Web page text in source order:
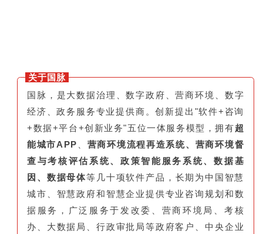
关于国脉
国脉，是大数据治理、数字政府、营商环境、数字
经济、政务服务专业提供商。创新提出"软件+咨询
+数据+平台+创新业务"五位一体服务模型，拥有超
能城市APP
营商环境流程再造系统、营商环境督
查与考核评估系统、政策智能服务系统、数据基
因、数据母体等几十项软件产品，长期为中国智慧
城市、智慧政府和智慧企业提供专业咨询规划和数
据服务，广泛服务于发改委、营商环境局、考核
办、大数据局、行政审批局等政府客户、中央企业